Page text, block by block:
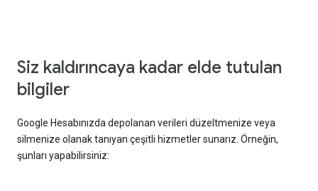
Siz kaldırıncaya kadar elde tutulan
bilgiler
Google Hesabınızda depolanan verileri düzeltmenize veya
silmenize olanak tanıyan çeşitli hizmetler sunarız. Örneğin,
şunları yapabilirsiniz: